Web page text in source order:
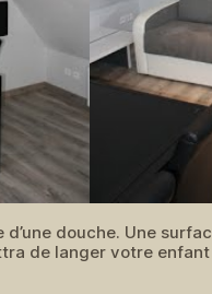
douche. Une
de langer votre